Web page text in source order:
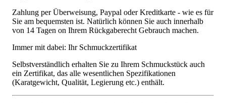
Zahlung per Überweisung, Paypal oder Kreditkarte - wie es für
Sie am bequemsten ist. Natürlich können Sie auch innerhalb
von 14 Tagen on Ihrem Rückgaberecht Gebrauch machen.
Immer mit dabei: Ihr Schmuckzertifikat
Selbstverständlich erhalten Sie zu Ihrem Schmuckstück auch
ein Zertifikat, das alle wesentlichen Spezifikationen
(Karatgewicht, Qualität, Legierung etc.) enthält.